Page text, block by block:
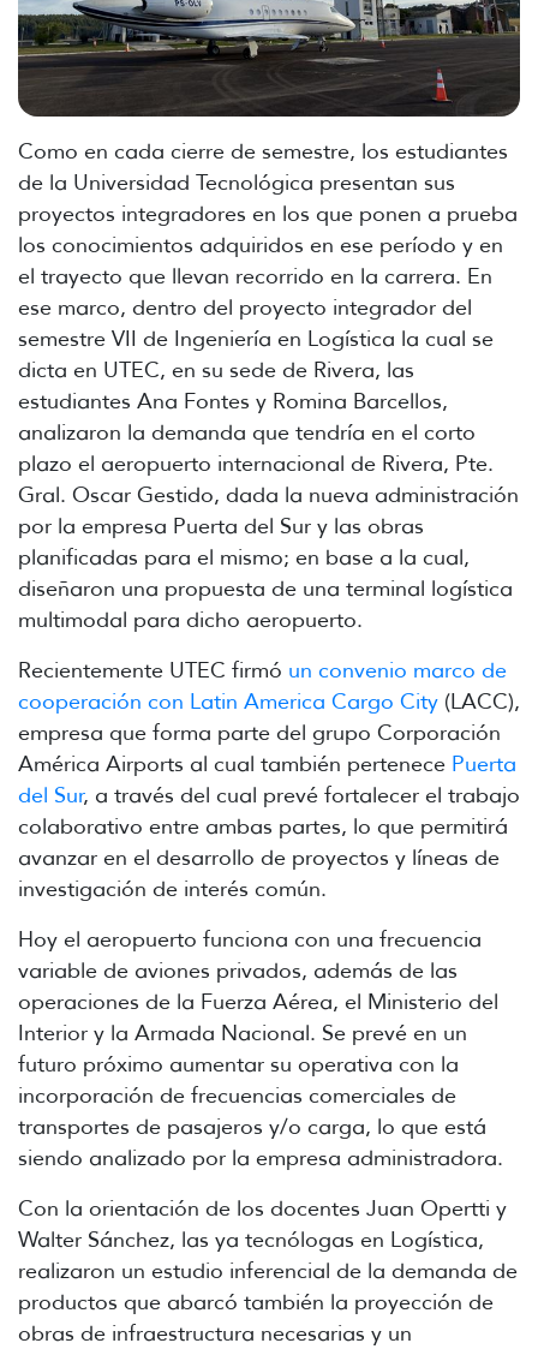
Como en cada cierre de semestre, los estudiantes
de la Universidad Tecnológica presentan sus
proyectos integradores en los que ponen a prueba
los conocimientos adquiridos en ese período y en
el trayecto que llevan recorrido en la carrera. En
ese marco, dentro del proyecto integrador del
semestre VII de Ingeniería en Logística la cual se
dicta en UTEC, en su sede de Rivera, las
estudiantes Ana Fontes y Romina Barcellos,
analizaron la demanda que tendría en el corto
plazo el aeropuerto internacional de Rivera, Pte.
Gral. Oscar Gestido, dada la nueva administración
por la empresa Puerta del Sur y las obras
planificadas para el mismo; en base a la cual,
diseñaron una propuesta de una terminal logística
multimodal para dicho aeropuerto.
Recientemente UTEC firmó un convenio marco de
cooperación con Latin America Cargo City (LACC),
empresa que forma parte del grupo Corporación
América Airports al cual también pertenece Puerta
del Sur, a través del cual prevé fortalecer el trabajo
colaborativo entre ambas partes, lo que permitirá
avanzar en el desarrollo de proyectos y líneas de
investigación de interés común.
Hoy el aeropuerto funciona con una frecuencia
variable de aviones privados, además de las
operaciones de la Fuerza Aérea, el Ministerio del
Interior y la Armada Nacional. Se prevé en un
futuro próximo aumentar su operativa con la
incorporación de frecuencias comerciales de
transportes de pasajeros y/o carga, lo que está
siendo analizado por la empresa administradora.
Con la orientación de los docentes Juan Opertti y
Walter Sánchez, las ya tecnólogas en Logística,
realizaron un estudio inferencial de la demanda de
productos que abarcó también la proyección de
obras de infraestructura necesarias y un